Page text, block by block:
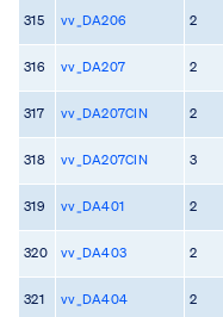
315 vv_DA206 2
316 vv_DA207 2
317 vv_DA207CIN 2
318 vv_DA207CIN 3
319 vv_DA401 2
320 vv_DA403 2
321 vv_DA404 2